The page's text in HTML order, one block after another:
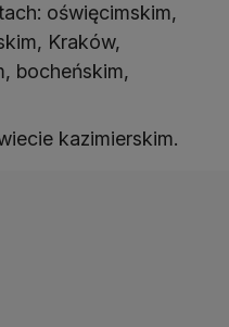
oświęcimskim,
Kraków,
bocheńskim,
kazimierskim.